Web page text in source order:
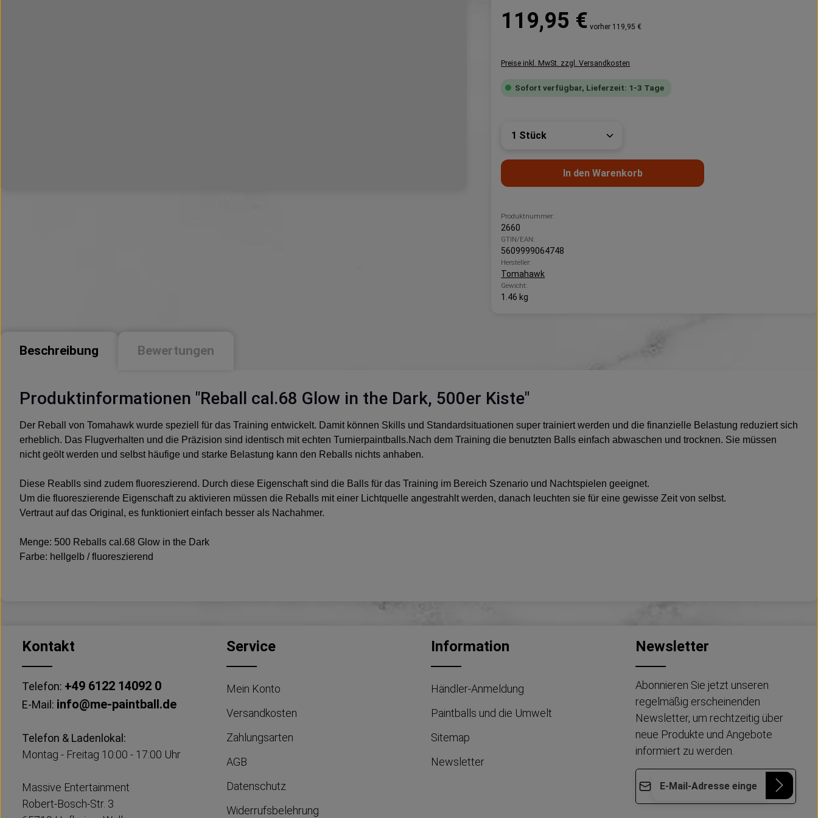
119,95 € vorher 119,95 €
Preise inkl. MwSt. zzgl. Versandkosten
Sofort verfügbar, Lieferzeit: 1-3 Tage
Produkt Anzahl: Gib den gewünschten Wert
In den Warenkorb
Produktnummer:
2660
GTIN/EAN:
5609999064748
Hersteller:
Tomahawk
Gewicht:
1.46 kg
Beschreibung Bewertungen
Produktinformationen "Reball cal.68 Glow in the Dark, 500er Kiste"
Der Reball von Tomahawk wurde speziell für das Training entwickelt. Damit können Skills und Standardsituationen super trainiert werden und die finanzielle Belastung reduziert sich
erheblich. Das Flugverhalten und die Präzision sind identisch mit echten Turnierpaintballs.Nach dem Training die benutzten Balls einfach abwaschen und trocknen. Sie müssen
nicht geölt werden und selbst häufige und starke Belastung kann den Reballs nichts anhaben.
Diese Reablls sind zudem fluoreszierend. Durch diese Eigenschaft sind die Balls für das Training im Bereich Szenario und Nachtspielen geeignet.
Um die fluoreszierende Eigenschaft zu aktivieren müssen die Reballs mit einer Lichtquelle angestrahlt werden, danach leuchten sie für eine gewisse Zeit von selbst.
Vertraut auf das Original, es funktioniert einfach besser als Nachahmer.
Menge: 500 Reballs cal.68 Glow in the Dark
Farbe: hellgelb / fluoreszierend
Kontakt
Telefon: +49 6122 14092 0
E-Mail: info@me-paintball.de
Telefon & Ladenlokal:
Montag - Freitag 10:00 - 17:00 Uhr
Massive Entertainment
Robert-Bosch-Str. 3
Service
Mein Konto
Versandkosten
Zahlungsarten
AGB
Datenschutz
Widerrufsbelehrung
Information
Händler-Anmeldung
Paintballs und die Umwelt
Sitemap
Newsletter
Newsletter
Abonnieren Sie jetzt unseren
regelmäßig erscheinenden
Newsletter, um rechtzeitig über
neue Produkte und Angebote
informiert zu werden.